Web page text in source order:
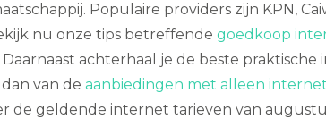
Populaire providers zijn KPN,
nu onze tips betreffende goedkoop
Daarnaast achterhaal je de beste praktische
van de aanbiedingen met alleen internet
de geldende internet tarieven van